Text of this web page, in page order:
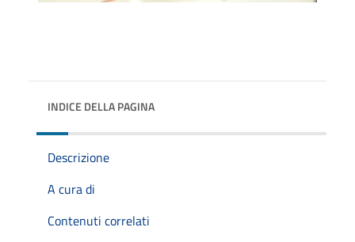
INDICE DELLA PAGINA
Descrizione
A cura di
Contenuti correlati